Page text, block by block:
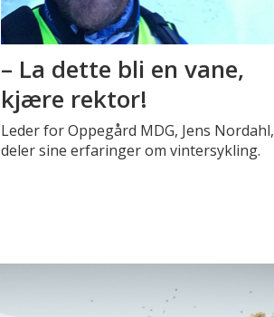
– La dette bli en vane,
kjære rektor!
Leder for Oppegård MDG, Jens Nordahl,
deler sine erfaringer om vintersykling.